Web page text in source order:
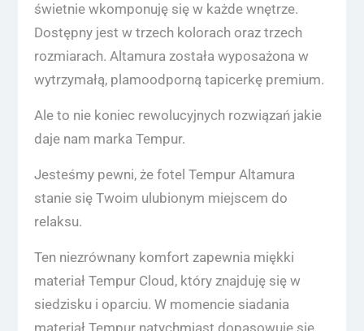
świetnie wkomponuję się w każde wnętrze.
Dostępny jest w trzech kolorach oraz trzech
rozmiarach. Altamura została wyposażona w
wytrzymałą, plamoodporną tapicerkę premium.
Ale to nie koniec rewolucyjnych rozwiązań jakie
daje nam marka Tempur.
Jesteśmy pewni, że fotel Tempur Altamura
stanie się Twoim ulubionym miejscem do
relaksu.
Ten niezrównany komfort zapewnia miękki
materiał Tempur Cloud, który znajduję się w
siedzisku i oparciu. W momencie siadania